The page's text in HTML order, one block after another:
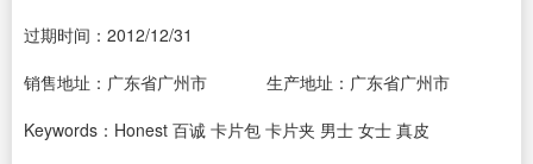
过期时间： 2012/12/31
销售地址：广东省广州市
生产地址：广东省广州市
Keywords：Honest 百诚 卡片包 卡片夹 男士 女士 真皮